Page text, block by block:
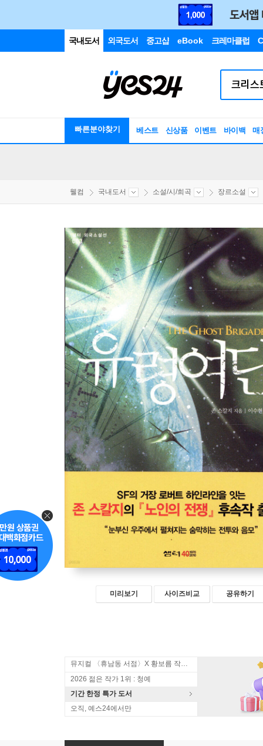
국내도서 외국도서 중고샵 eBook 크레마클럽
빠른분야찾기 베스트 신상품 이벤트 바이백 매
웰컴 국내도서 소설/시/희곡 장르소설
미리보기 사이즈비교 공유하기
뮤지컬 〈휴남동 서점〉X 황보름 작가 북토크
2026 젊은 작가 1위 : 청예
기간 한정 특가 도서
오직, 예스24에서만